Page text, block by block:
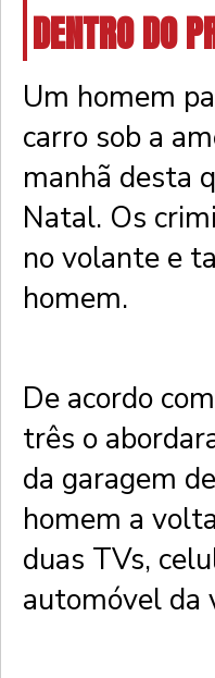
DENTRO DO
Um homem
carro sob a
manhã desta
Natal. Os
no volante e
homem.
De acordo
três o
da garagem
homem a
duas TVs,
automóvel da